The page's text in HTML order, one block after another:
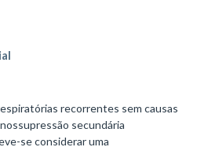
recorrentes sem causas
secundária
se considerar uma